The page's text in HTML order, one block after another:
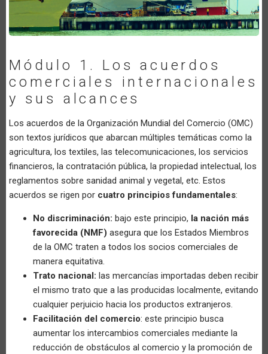
Módulo 1. Los acuerdos
comerciales internacionales
y sus alcances
Los acuerdos de la Organización Mundial del Comercio (OMC)
son textos jurídicos que abarcan múltiples temáticas como la
agricultura, los textiles, las telecomunicaciones, los servicios
financieros, la contratación pública, la propiedad intelectual, los
reglamentos sobre sanidad animal y vegetal, etc. Estos
acuerdos se rigen por cuatro principios fundamentales:
No discriminación: bajo este principio, la nación más
favorecida (NMF) asegura que los Estados Miembros
de la OMC traten a todos los socios comerciales de
manera equitativa.
Trato nacional: las mercancías importadas deben recibir
el mismo trato que a las producidas localmente, evitando
cualquier perjuicio hacia los productos extranjeros.
Facilitación del comercio: este principio busca
aumentar los intercambios comerciales mediante la
reducción de obstáculos al comercio y la promoción de